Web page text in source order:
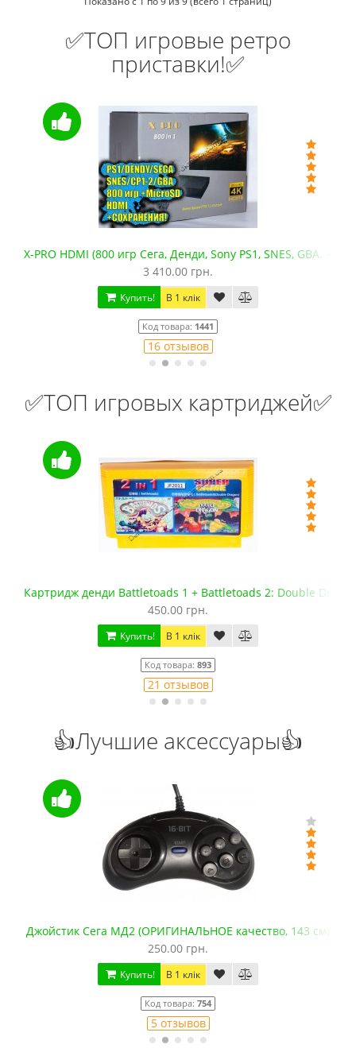
✅ТОП игровые ретро
приставки!✅
X-PRO HDMI (800 игр Сега, Денди, Sony PS1, SNES, GBA.
3 410.00 грн.
Купить! В 1 клік
Код товара:1441
16 отзывов
✅ТОП игровых картриджей✅
Картридж денди Battletoads 1 + Battletoads 2: Double Dragon
450.00 грн.
Купить! В 1 клік
Код товара:893
21 отзывов
👍Лучшие аксессуары👍
Джойстик Сега МД2 (ОРИГИНАЛЬНОЕ качество, 143 см)
250.00 грн.
Купить! В 1 клік
Код товара: 754
5 отзывов